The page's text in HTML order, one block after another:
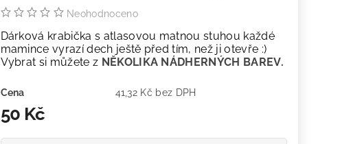
Neohodnoceno
Dárková krabička s atlasovou matnou stuhou každé
mamince vyrazí dech ještě před tím, než ji otevře :)
Vybrat si můžete z NĚKOLIKA NÁDHERNÝCH BAREV.
Cena 41,32 Kč bez DPH
50 Kč